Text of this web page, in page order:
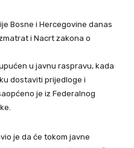
Bosne i Hercegovine danas
i Nacrt zakona o
u javnu raspravu, kada
dostaviti prijedloge i
je iz Federalnog
je da će tokom javne